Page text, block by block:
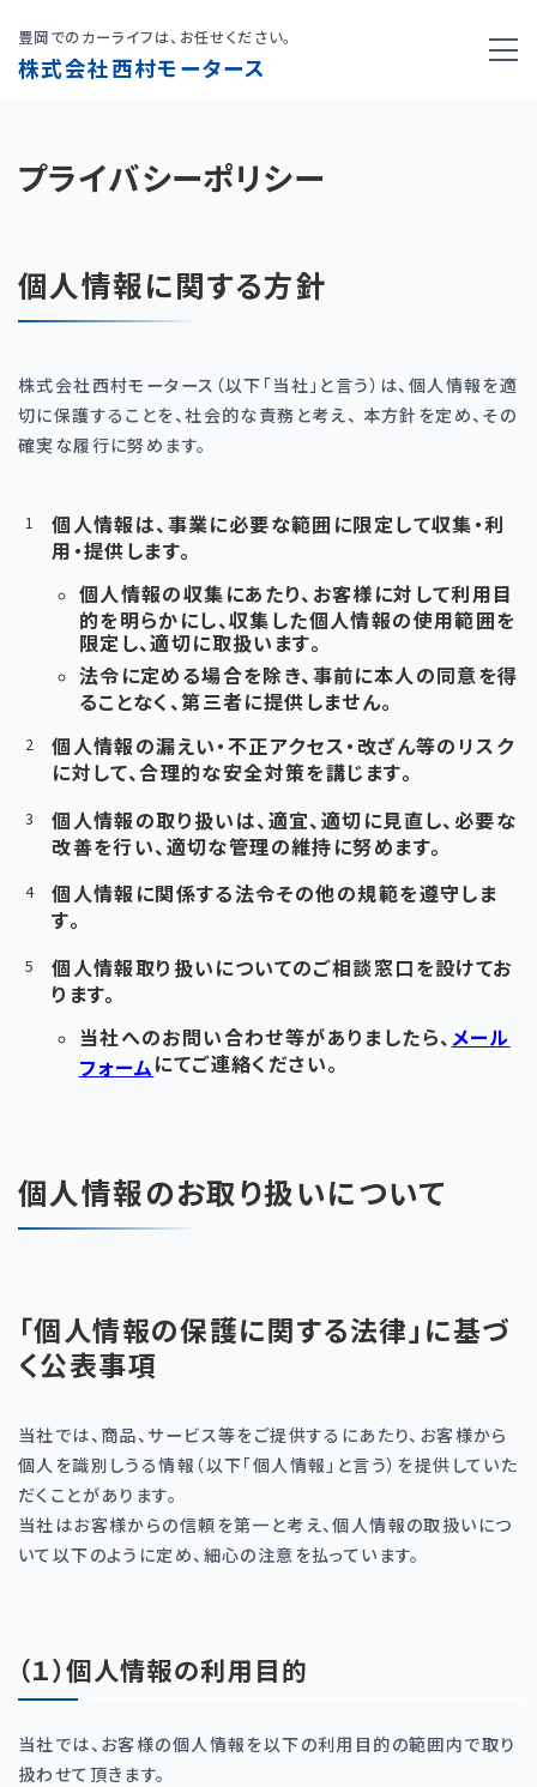
株式会社西村モータース
豊岡でのカーライフは、お任せください。
プライバシーポリシー
個人情報に関する方針
株式会社西村モータース（以下「当社」と言う）は、個人情報を適
切に保護することを、社会的な責務と考え、 本方針を定め、その
確実な履行に努めます。
個人情報は、事業に必要な範囲に限定して収集・利
用・提供します。
個人情報の収集にあたり、お客様に対して利用目
的を明らかにし、収集した個人情報の使用範囲を
限定し、適切に取扱います。
法令に定める場合を除き、事前に本人の同意を得
ることなく、第三者に提供しません。
個人情報の漏えい・不正アクセス・改ざん等のリスク
に対して、合理的な安全対策を講じます。
個人情報の取り扱いは、適宜、適切に見直し、必要な
改善を行い、適切な管理の維持に努めます。
個人情報に関係する法令その他の規範を遵守しま
す。
個人情報取り扱いについてのご相談窓口を設けてお
ります。
当社へのお問い合わせ等がありましたら、メール
フォーム にてご連絡ください。
個人情報のお取り扱いについて
「個人情報の保護に関する法律」に基づ
く公表事項
当社では、商品、サービス等をご提供するにあたり、お客様から
個人を識別しうる情報（以下「個人情報」と言う）を提供していた
だくことがあります。
当社はお客様からの信頼を第一と考え、個人情報の取扱いにつ
いて以下のように定め、細心の注意を払っています。
（１）個人情報の利用目的
当社では、お客様の個人情報を以下の利用目的の範囲内で取り
扱わせて頂きます。